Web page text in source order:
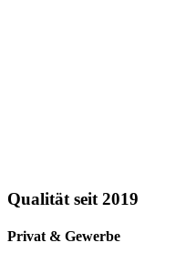
Qualität seit 2019
Privat & Gewerbe